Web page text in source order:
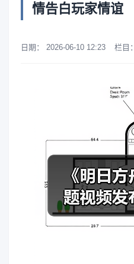
情告白玩家情谊
日期： 2026-06-10 12:23 栏目：